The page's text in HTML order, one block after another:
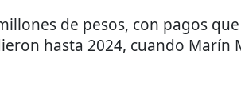
de pesos, con pagos que
hasta 2024, cuando Marín